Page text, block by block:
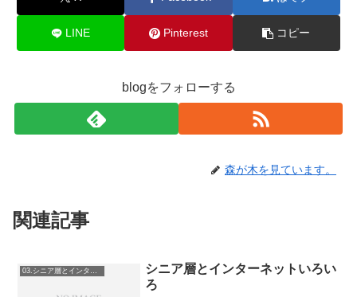
LINE Pinterest コピー
blogをフォローする
森が木を見ています。
関連記事
03.シニア層とインターネット
シニア層とインターネットいろい
ろ